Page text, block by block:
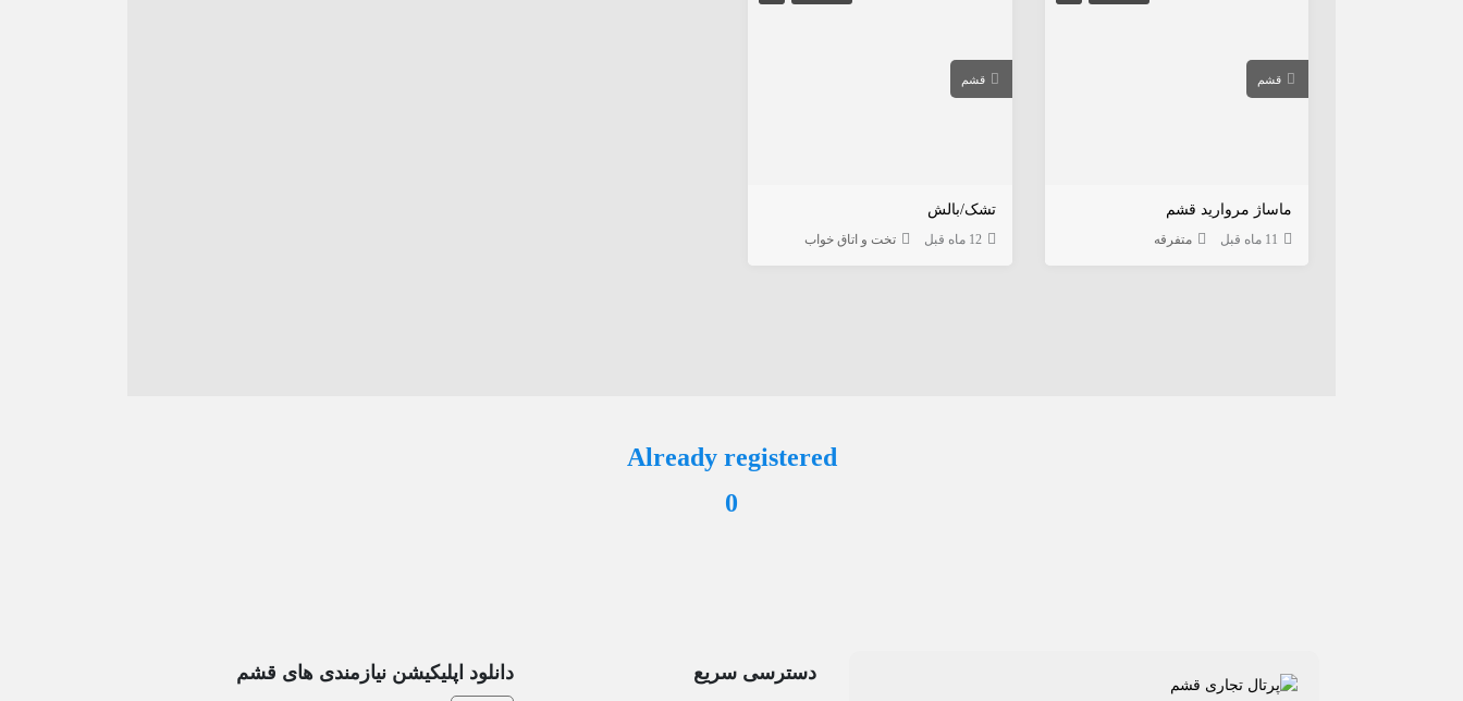
قشم
ماساژ مروارید قشم
11 ماه قبل متفرقه
قشم
تشک/بالش
12 ماه قبل تخت و اتاق خواب
Already registered
0
دسترسی سریع دانلود اپلیکیشن نیازمندی های قشم